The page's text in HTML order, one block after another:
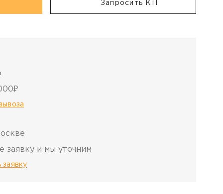
Запросить КП
заявку и мы уточним
заявку